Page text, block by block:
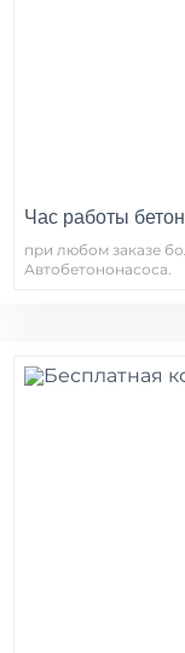
Час работы
при любом заказе
Автобетононасоса.